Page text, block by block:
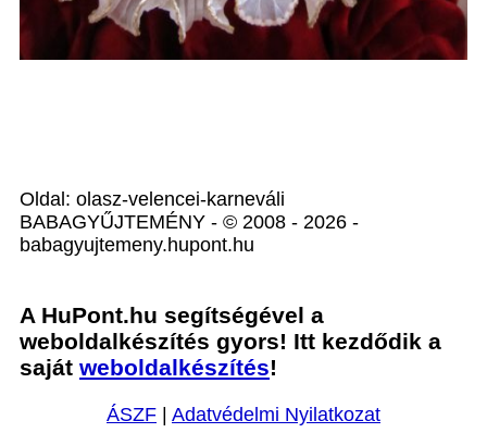
Oldal: olasz-velencei-karneváli
BABAGYŰJTEMÉNY - © 2008 - 2026 -
babagyujtemeny.hupont.hu
A HuPont.hu segítségével a
weboldalkészítés gyors! Itt kezdődik a
saját weboldalkészítés!
ÁSZF | Adatvédelmi Nyilatkozat